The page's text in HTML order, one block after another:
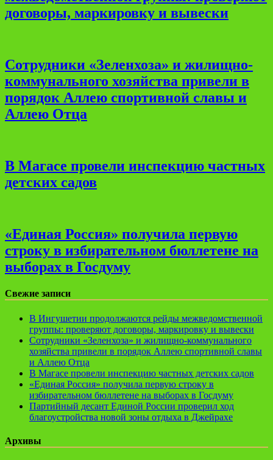
договоры, маркировку и вывески
Сотрудники «Зеленхоза» и жилищно-
коммунального хозяйства привели в
порядок Аллею спортивной славы и
Аллею Отца
В Магасе провели инспекцию частных
детских садов
«Единая Россия» получила первую
строку в избирательном бюллетене на
выборах в Госдуму
Свежие записи
В Ингушетии продолжаются рейды межведомственной
группы: проверяют договоры, маркировку и вывески
Сотрудники «Зеленхоза» и жилищно-коммунального
хозяйства привели в порядок Аллею спортивной славы
и Аллею Отца
В Магасе провели инспекцию частных детских садов
«Единая Россия» получила первую строку в
избирательном бюллетене на выборах в Госдуму
Партийный десант Единой России проверил ход
благоустройства новой зоны отдыха в Джейрахе
Архивы